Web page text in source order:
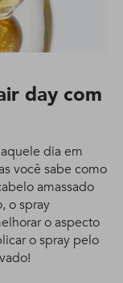
day com
dia em
você sabe como
amassado
o spray
o aspecto
o spray pelo